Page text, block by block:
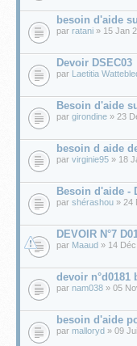
besoin d'aide
par ratani » 15 Jan
Devoir DSEC03
par Laetitia
Besoin d'aide
par girondine » 23
besoin d aide
par virginie95 » 18
Besoin d'aide -
par shérashou » 24
DEVOIR N°7
par Maaud » 14
devoir n°d0181
par nam038 » 05
besoin d'aide
par malloryd » 09